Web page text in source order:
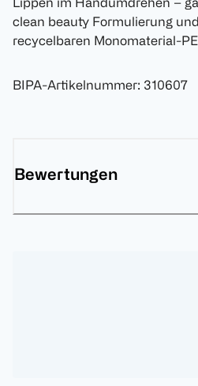
clean beauty Formulierung
recycelbaren Monomaterial-
BIPA-Artikelnummer: 310607
Bewertungen